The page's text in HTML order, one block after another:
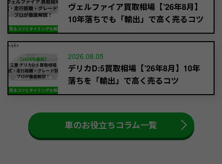
ヴェルファイア買取相場【’26年8月】
10年落ちでも「輸出」で高く売るコツ
2026.08.05
デリカD:5買取相場【’26年8月】10年
落ちを「輸出」で高く売るコツ
車のお役立ちコラム一覧